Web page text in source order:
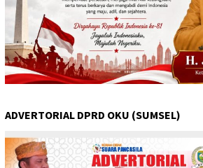
ADVERTORIAL DPRD OKU (SUMSEL)